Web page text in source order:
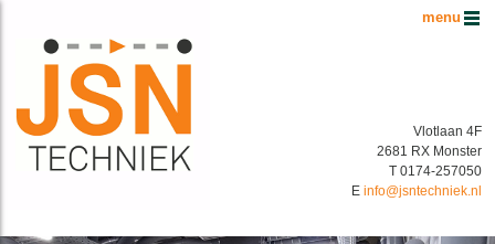
Vlotlaan 4F
2681 RX Monster
T 0174-257050
E info@jsntechniek.nl